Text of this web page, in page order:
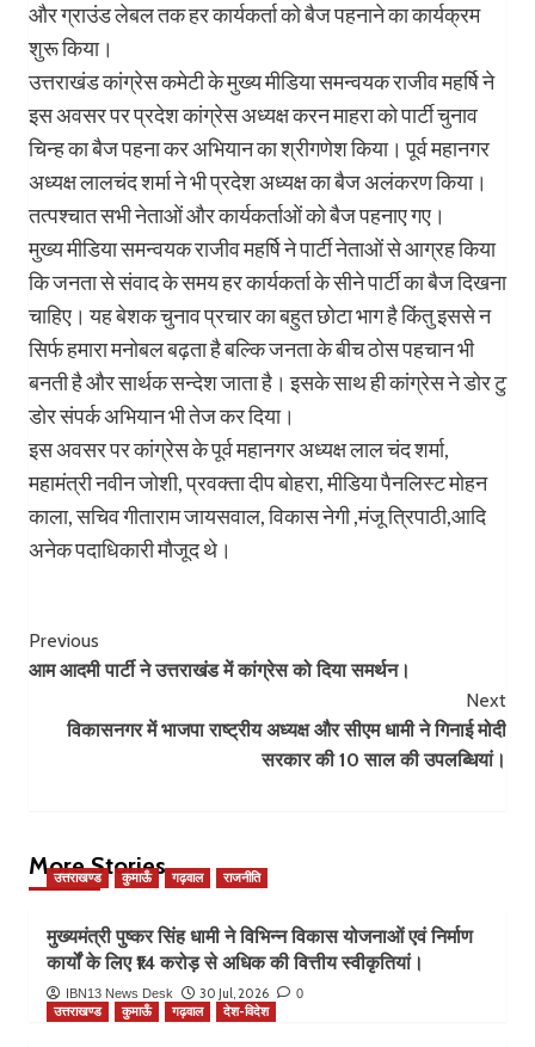
और ग्राउंड लेबल तक हर कार्यकर्ता को बैज पहनाने का कार्यक्रम
शुरू किया।
उत्तराखंड कांग्रेस कमेटी के मुख्य मीडिया समन्वयक राजीव महर्षि ने
इस अवसर पर प्रदेश कांग्रेस अध्यक्ष करन माहरा को पार्टी चुनाव
चिन्ह का बैज पहना कर अभियान का श्रीगणेश किया। पूर्व महानगर
अध्यक्ष लालचंद शर्मा ने भी प्रदेश अध्यक्ष का बैज अलंकरण किया।
तत्पश्चात सभी नेताओं और कार्यकर्ताओं को बैज पहनाए गए।
मुख्य मीडिया समन्वयक राजीव महर्षि ने पार्टी नेताओं से आग्रह किया
कि जनता से संवाद के समय हर कार्यकर्ता के सीने पार्टी का बैज दिखना
चाहिए। यह बेशक चुनाव प्रचार का बहुत छोटा भाग है किंतु इससे न
सिर्फ हमारा मनोबल बढ़ता है बल्कि जनता के बीच ठोस पहचान भी
बनती है और सार्थक सन्देश जाता है। इसके साथ ही कांग्रेस ने डोर टु
डोर संपर्क अभियान भी तेज कर दिया।
इस अवसर पर कांग्रेस के पूर्व महानगर अध्यक्ष लाल चंद शर्मा,
महामंत्री नवीन जोशी, प्रवक्ता दीप बोहरा, मीडिया पैनलिस्ट मोहन
काला, सचिव गीताराम जायसवाल, विकास नेगी ,मंजू त्रिपाठी,आदि
अनेक पदाधिकारी मौजूद थे।
Post
Navigation
Previous
आम आदमी पार्टी ने उत्तराखंड में कांग्रेस को दिया समर्थन।
Next
विकासनगर में भाजपा राष्ट्रीय अध्यक्ष और सीएम धामी ने गिनाई मोदी
सरकार की 10 साल की उपलब्धियां।
More Stories
उत्तराखण्ड कुमाऊँ गढ़वाल राजनीति
मुख्यमंत्री पुष्कर सिंह धामी ने विभिन्न विकास योजनाओं एवं निर्माण
कार्यों के लिए ₹14 करोड़ से अधिक की वित्तीय स्वीकृतियां।
IBN13 News Desk 30 Jul, 2026 0
उत्तराखण्ड कुमाऊँ गढ़वाल देश-विदेश